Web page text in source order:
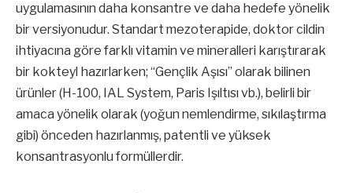
uygulamasının daha konsantre ve daha hedefe yönelik
bir versiyonudur. Standart mezoterapide, doktor cildin
ihtiyacına göre farklı vitamin ve mineralleri karıştırarak
bir kokteyl hazırlarken; “Gençlik Aşısı” olarak bilinen
ürünler (H-100, IAL System, Paris Işıltısı vb.), belirli bir
amaca yönelik olarak (yoğun nemlendirme, sıkılaştırma
gibi) önceden hazırlanmış, patentli ve yüksek
konsantrasyonlu formüllerdir.